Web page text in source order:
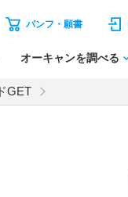
パンフ・願書
オーキャンを調べる
GET